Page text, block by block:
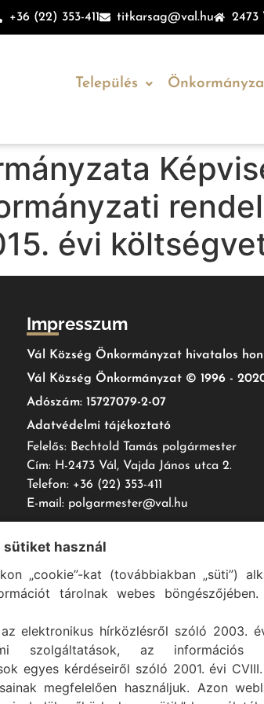
+36 (22) 353-411 titkarsag@val.hu 2473
Település
évi
Impresszum
Vál Község Önkormányzat hivatalos
Vál Község Önkormányzat © 1996 -
Adószám: 15727079-2-07
Adatvédelmi tájékoztató
Felelős: Bechtold Tamás polgármester
Cím: H-2473 Vál, Vajda János utca 2.
Telefon: +36 (22) 353-411
E-mail: polgarmester@val.hu
Vál Község Önkormányzat 1996-2022 ©
sütiket használ
„cookie”-kat (továbbiakban „süti”)
tárolnak webes
az elektronikus hírközlésről szóló 2003.
szolgáltatások, az információs
egyes kérdéseiről szóló 2001. évi
megfelelően használjuk. Azon